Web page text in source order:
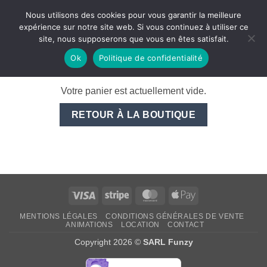
PANIER
Votre panier est actuellement vide.
RETOUR À LA BOUTIQUE
Visa Stripe MasterCardApple
MENTIONS LÉGALES
CONDITIONS GÉNÉRALES DE VENTE
ANIMATIONS
LOCATION CONTACT
Copyright 2026 © SARL Funzy
Nous utilisons des cookies pour vous garantir la meilleure
expérience sur notre site web. Si vous continuez à utiliser ce
site, nous supposerons que vous en êtes satisfait.
Ok
Politique de confidentialité